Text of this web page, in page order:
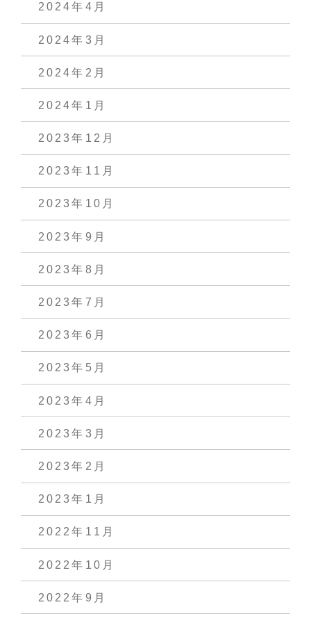
2024年4月
2024年3月
2024年2月
2024年1月
2023年12月
2023年11月
2023年10月
2023年9月
2023年8月
2023年7月
2023年6月
2023年5月
2023年4月
2023年3月
2023年2月
2023年1月
2022年11月
2022年10月
2022年9月